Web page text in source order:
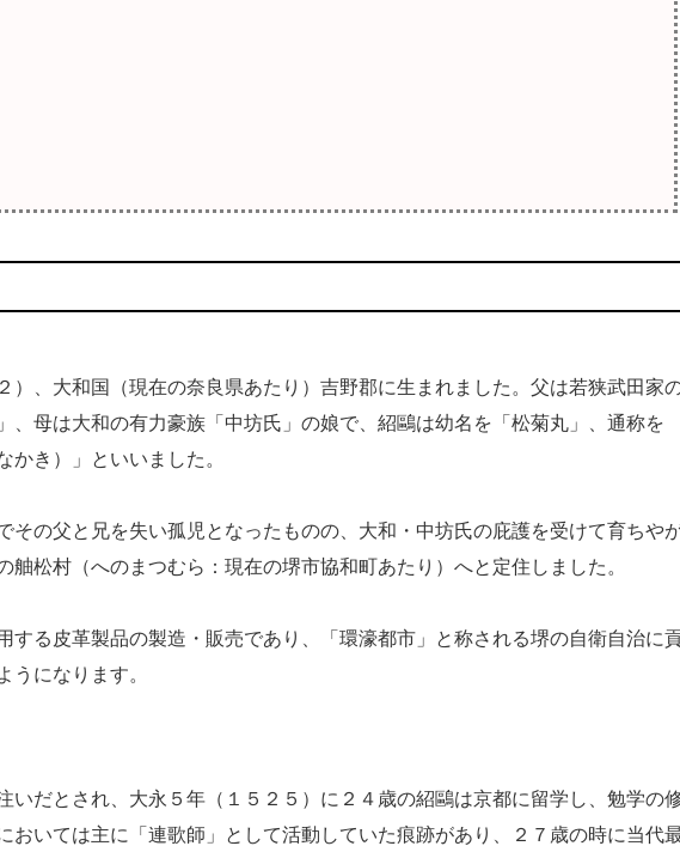
、大和国（現在の奈良県あたり）吉野郡に生まれました。父は若狭武田家
、母は大和の有力豪族「中坊氏」の娘で、紹鷗は幼名を「松菊丸」、通称を
かき）」といいました。
の父と兄を失い孤児となったものの、大和・中坊氏の庇護を受けて育ちや
舳松村（へのまつむら：現在の堺市協和町あたり）へと定住しました。
る皮革製品の製造・販売であり、「環濠都市」と称される堺の自衛自治に
うになります。
だとされ、大永５年（１５２５）に２４歳の紹鷗は京都に留学し、勉学の
おいては主に「連歌師」として活動していた痕跡があり、２７歳の時に当代